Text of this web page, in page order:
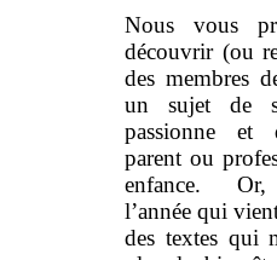
Nous vous
découvrir (ou
des membres
un sujet de
passionne et
parent ou
enfance.
l’année qui
des textes qui